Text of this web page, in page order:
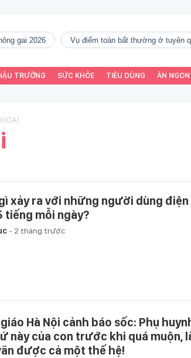
gai 2026 vụ điểm toán bất thường ở tuyên
TRƯỜNG SỨC KHỎE TIÊU DÙNG ĂN NGON
xảy ra với những người dùng
tiếng mỗi ngày?
- 2 tháng trước
Hà Nội cảnh báo sốc: Phụ
này của con trước khi quá muộn,
được cả một thế hệ!